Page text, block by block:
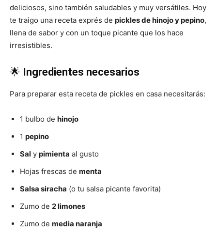
|
Receta
deliciosos, sino también saludables y muy versátiles. Hoy
te traigo una receta exprés de pickles de hinojo y pepino,
llena de sabor y con un toque picante que los hace
irresistibles.
🌟 Ingredientes necesarios
Para preparar esta receta de pickles en casa necesitarás:
1 bulbo de hinojo
1 pepino
Sal y pimienta al gusto
Hojas frescas de menta
Salsa siracha (o tu salsa picante favorita)
Zumo de 2 limones
Zumo de media naranja